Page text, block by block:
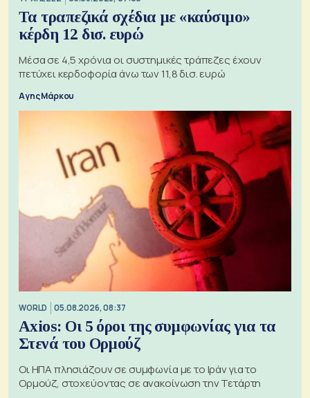
Τα τραπεζικά σχέδια με «καύσιμο»
κέρδη 12 δισ. ευρώ
Μέσα σε 4,5 χρόνια οι συστημικές τράπεζες έχουν
πετύχει κερδοφορία άνω των 11,8 δισ. ευρώ
Αγης Μάρκου
WORLD 05.08.2026, 08:37
Axios: Οι 5 όροι της συμφωνίας για τα
Στενά του Ορμούζ
Οι ΗΠΑ πλησιάζουν σε συμφωνία με το Ιράν για το
Ορμούζ, στοχεύοντας σε ανακοίνωση την Τετάρτη